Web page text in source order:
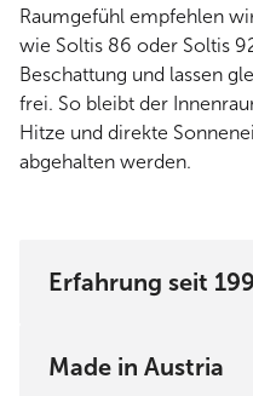
Raumgefühl empfehlen
wie Soltis 86 oder Soltis
Beschattung und lassen
frei. So bleibt der
Hitze und direkte
abgehalten werden.
Erfahrung seit
Made in Austria